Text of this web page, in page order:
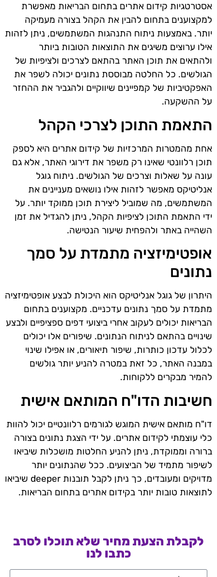
אסטרטגיות קידום אתרים בתחום הבריאות מאפשרת
למקצוענים בתחום להבין את הקהל בצורה מעמיקה
יותר. באמצעות ניתוח התנהגות המשתמשים, ניתן לזהות
אילו ערוצים משיגים את התוצאות הטובות ביותר
ולהתאים את תוכן האתר בהתאם לצרכים ולציפיות של
הגולשים. כל החלטה מבוססת נתונים יכולה לשפר את
האפקטיביות של קמפיינים שיווקיים ולהגביר את ההחזר
על ההשקעה.
התאמת התוכן לצרכי הקהל
אחת מהמטרות המרכזיות של קידום אתרים היא לספק
תוכן רלוונטי שאינו רק משפר את דירוגי האתר, אלא גם
עונה על שאלות וצרכים של הגולשים. ניתוח גוגל
אנליטיקס מאפשר לזהות אילו נושאים מעניינים את
המשתמשים, מה שמוביל ליצירת תוכן ממוקד יותר. על
ידי התאמת התוכן לציפיות הקהל, ניתן להגדיל את זמן
השהייה באתר ולהפחית שיעור הנטישה.
אופטימיזציה מתמדת על סמך
נתונים
היתרון של גוגל אנליטיקס הוא היכולת לבצע אופטימיזציה
מתמדת על סמך נתונים עדכניים. מקצוענים בתחום
הבריאות יכולים לעקוב אחרי ביצועי דפים ספציפיים ולבצע
שינויים בהתאם לניתוח הנתונים. שיפורים אלו יכולים
לכלול עדכון כותרות, שיפור תיאורים, או אפילו שינוי
במבנה האתר, כל זאת במטרה להניע יותר גולשים
להמיר מבקרים ללקוחות.
חשיבות הדו"ח המותאם אישית
דו"ח מותאם אישית המוגש לגורמים רלוונטיים יכול להוות
כלי עוצמתי לקידום אתרים. על ידי הצגת נתונים בצורה
ברורה וממוקדת, ניתן להניע החלטות מושכלות שיביאו
לשיפור מתמיד של הביצועים. ככל שהנתונים יותר
מדויקים ומעובדים, כך ניתן לקבל תובנות deeper שיביאו
לתוצאות טובות יותר בקידום אתרים בתחום הבריאות.
לקבלת הצעת מחיר שלא תוכלו לסרב
כתבו לנו